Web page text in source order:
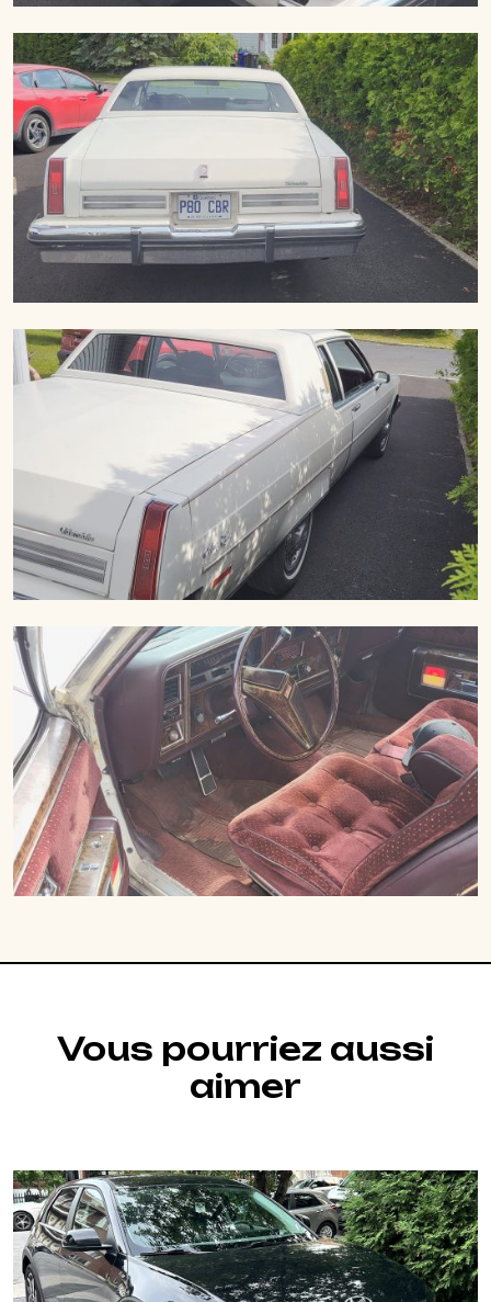
Vous pourriez aussi
aimer